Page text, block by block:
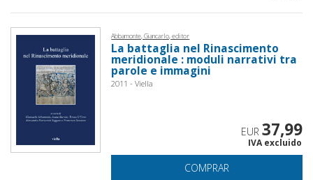
Abbamonte, Giancarlo, editor
La battaglia nel Rinascimento
meridionale : moduli narrativi tra
parole e immagini
2011 - Viella
EUR 37,99
IVA excluido
COMPRAR